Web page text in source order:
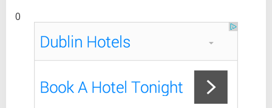
r
e
0